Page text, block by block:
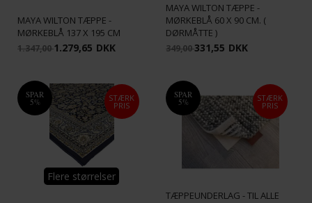
MAYA WILTON TÆPPE -
MØRKEBLÅ 137 X 195 CM
1.347,001.279,65 DKK
MAYA WILTON TÆPPE -
MØRKEBLÅ 60 X 90 CM. (
DØRMÅTTE )
349,00331,55 DKK
SPAR
5% STÆRK
PRIS
Flere størrelser
SPAR
5% STÆRK
PRIS
TÆPPEUNDERLAG - TIL ALLE